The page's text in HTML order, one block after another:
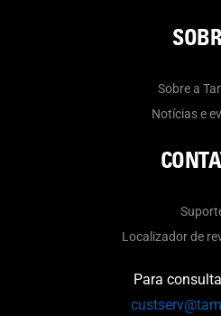
Sobre a
Notícias e
Localizador de
Para